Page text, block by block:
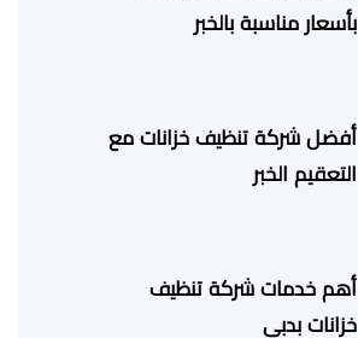
بأسعار مناسبة بالخبر
أفضل شركة تنظيف خزانات مع
التعقيم الخبر
أهم خدمات شركة تنظيف
خزانات بدبي